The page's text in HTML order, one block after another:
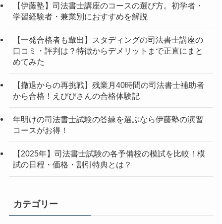
【伊藤塾】司法書士講座のコースの選び方。初学者・
学習経験者・兼業別におすすめを解説
【一発合格者も輩出】スタディングの司法書士講座の
口コミ・評判は？特徴からデメリットまで正直にまと
めてみた
【撤退からの再挑戦】残業月40時間の司法書士補助者
から合格！えびびさんの合格体験記
年明けの司法書士試験の答練を選ぶなら伊藤塾の演習
コースがお得！
【2025年】司法書士試験の各予備校の模試を比較！模
試の日程・価格・割引特典とは？
カテゴリー